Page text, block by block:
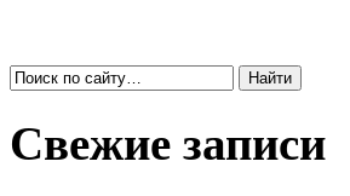
Свежие записи